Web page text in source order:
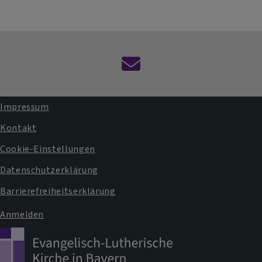
Kontaktformular
Fußbereichsmenü
Impressum
Kontakt
Cookie-Einstellungen
Datenschutzerklärung
Barrierefreiheitserklärung
Benutzermenü
Anmelden